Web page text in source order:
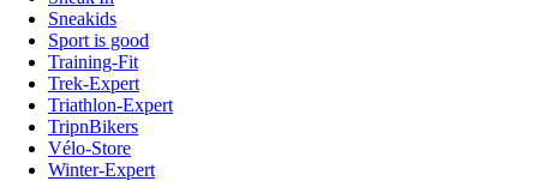
Sneakids
Sport is good
Training-Fit
Trek-Expert
Triathlon-Expert
TripnBikers
Vélo-Store
Winter-Expert